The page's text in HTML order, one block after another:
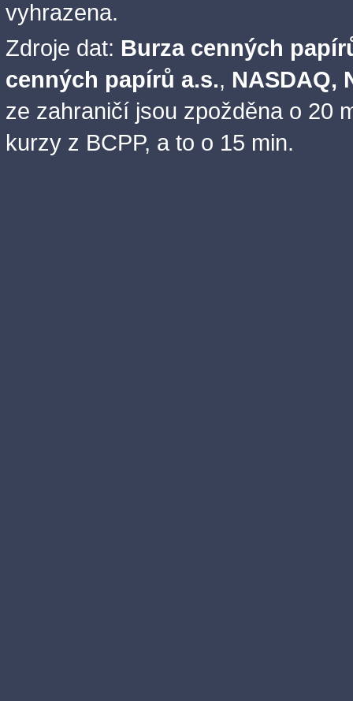
vyhrazena.
Zdroje dat: Burza cenných
cenných papírů a.s., NASDAQ,
ze zahraničí jsou zpožděna o 20
kurzy z BCPP, a to o 15 min.